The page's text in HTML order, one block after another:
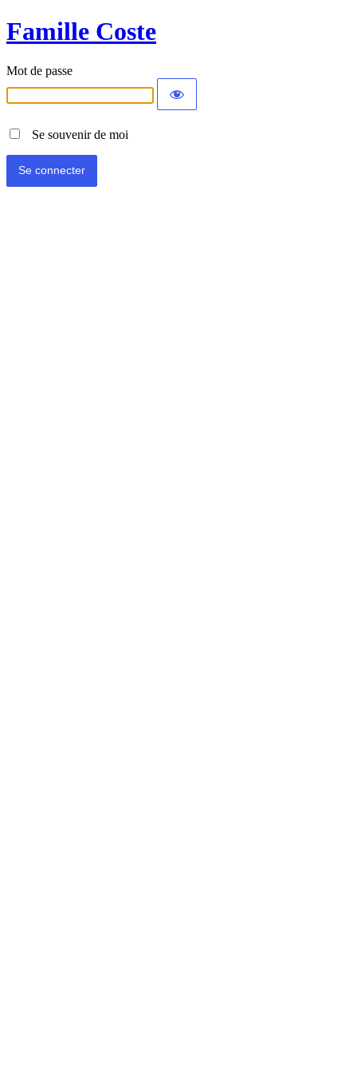
Famille Coste
Mot de passe
Se souvenir de moi